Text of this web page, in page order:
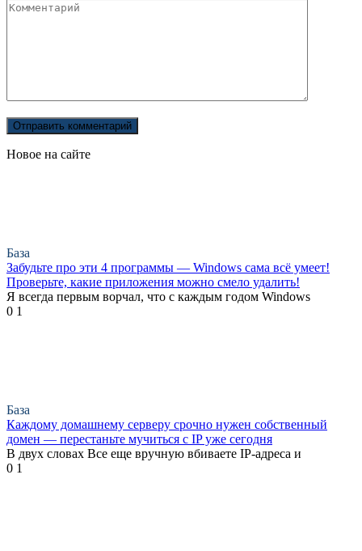
Новое на сайте
База
Забудьте про эти 4 программы — Windows сама всё умеет!
Проверьте, какие приложения можно смело удалить!
Я всегда первым ворчал, что с каждым годом Windows
0 1
База
Каждому домашнему серверу срочно нужен собственный
домен — перестаньте мучиться с IP уже сегодня
В двух словах Все еще вручную вбиваете IP-адреса и
0 1